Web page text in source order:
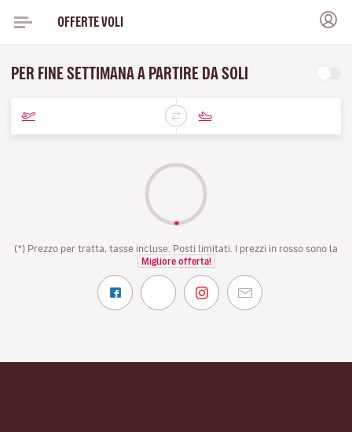
OFFERTE VOLI
PER FINE SETTIMANA A PARTIRE DA SOLI
(*) Prezzo per tratta, tasse incluse. Posti limitati. I prezzi in rosso sono la
Migliore offerta!